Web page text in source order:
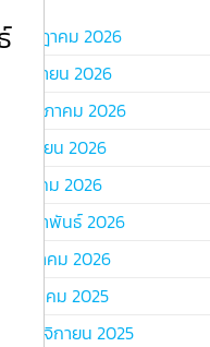
กรกฎาคม 2026
มิถุนายน 2026
พฤษภาคม 2026
เมษายน 2026
มีนาคม 2026
กุมภาพันธ์ 2026
มกราคม 2026
ธันวาคม 2025
พฤศจิกายน 2025